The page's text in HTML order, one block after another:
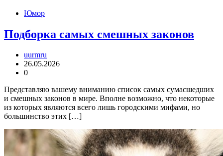
Юмор
Подборка самых смешных законов
uurmru
26.05.2026
0
Представляю вашему вниманию список самых сумасшедших
и смешных законов в мире. Вполне возможно, что некоторые
из которых являются всего лишь городскими мифами, но
большинство этих […]